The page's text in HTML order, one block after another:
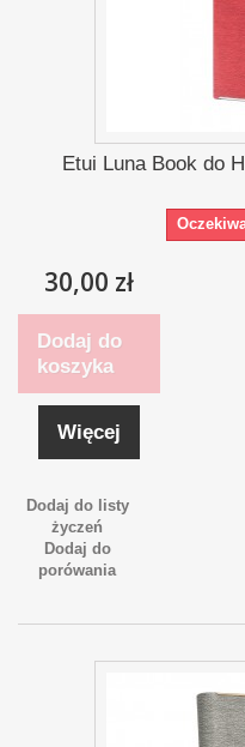
Etui Luna Book do
30,00 zł
Dodaj do
koszyka
Więcej
Dodaj do listy
życzeń
Dodaj do
porówania